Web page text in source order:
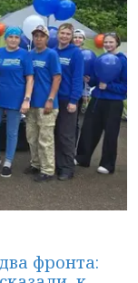
фронта: